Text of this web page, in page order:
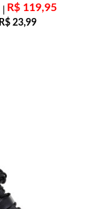
R$119,95
R$ 23,99